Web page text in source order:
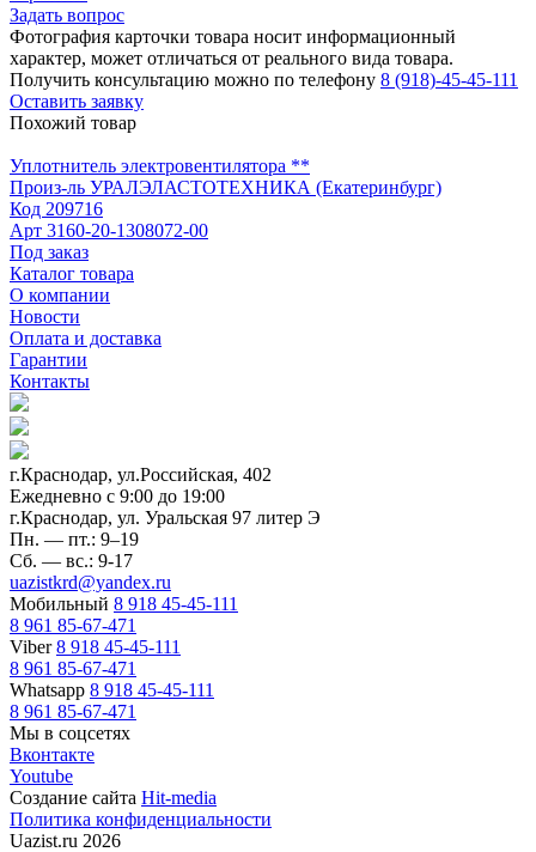
Задать вопрос
Фотография карточки товара носит информационный
характер, может отличаться от реального вида товара.
Получить консультацию можно по телефону 8 (918)-45-45-111
Оставить заявку
Похожий товар
Уплотнитель электровентилятора **
Произ-ль УРАЛЭЛАСТОТЕХНИКА (Екатеринбург)
Код 209716
Арт 3160-20-1308072-00
Под заказ
Каталог товара
О компании
Новости
Оплата и доставка
Гарантии
Контакты
г.Краснодар, ул.Российская, 402
Ежедневно c 9:00 до 19:00
г.Краснодар, ул. Уральская 97 литер Э
Пн. — пт.: 9–19
Сб. — вс.: 9-17
uazistkrd@yandex.ru
Мобильный 8 918 45-45-111
8 961 85-67-471
Viber8 918 45-45-111
8 961 85-67-471
Whatsapp 8 918 45-45-111
8 961 85-67-471
Мы в соцсетях
Вконтакте
Youtube
Создание сайта Hit-media
Политика конфиденциальности
Uazist.ru 2026